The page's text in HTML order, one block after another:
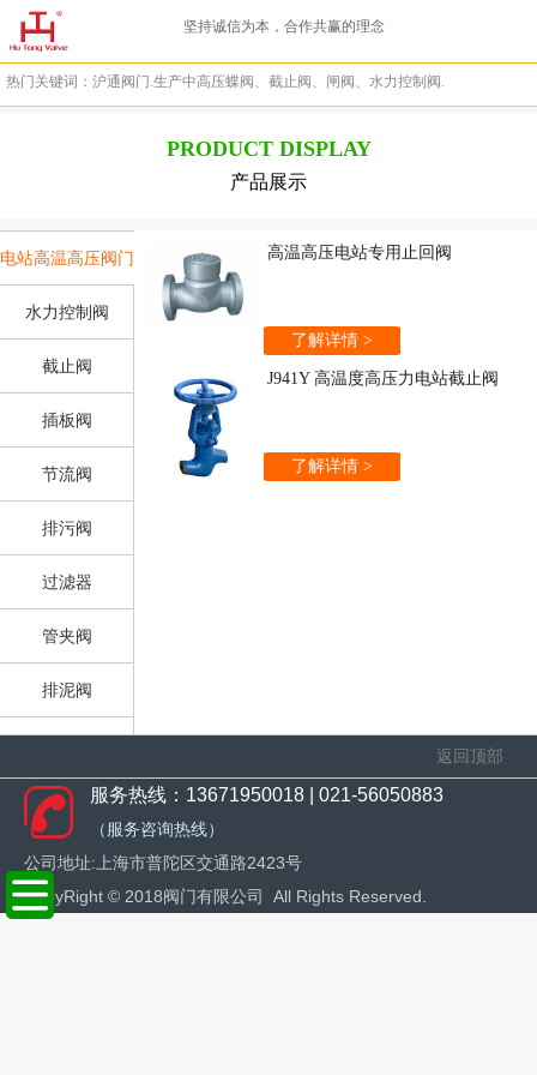
坚持诚信为本，合作共赢的理念
热门关键词：沪通阀门.生产中高压蝶阀、截止阀、闸阀、水力控制阀.
PRODUCT DISPLAY
产品展示
电站高温高压阀门
水力控制阀
截止阀
插板阀
节流阀
排污阀
过滤器
管夹阀
排泥阀
旋塞阀
平衡阀
减压阀
高温高压电站专用止回阀
了解详情 >
J941Y 高温度高压力电站截止阀
了解详情 >
返回顶部
服务热线：13671950018 | 021-56050883
（服务咨询热线）
公司地址:上海市普陀区交通路2423号
CopyRight © 2018阀门有限公司 All Rights Reserved.